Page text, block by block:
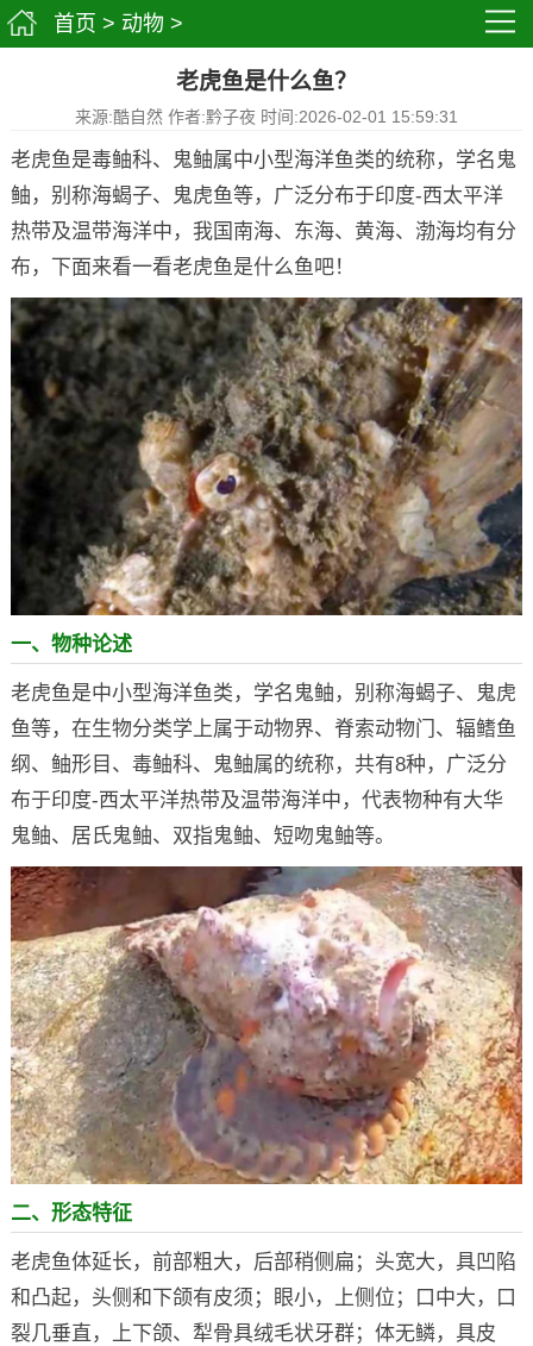
首页 > 动物 >
老虎鱼是什么鱼？
来源:酷自然 作者:黔子夜 时间:2026-02-01 15:59:31
老虎鱼是毒鲉科、鬼鲉属中小型海洋鱼类的统称，学名鬼
鲉，别称海蝎子、鬼虎鱼等，广泛分布于印度-西太平洋
热带及温带海洋中，我国南海、东海、黄海、渤海均有分
布，下面来看一看老虎鱼是什么鱼吧！
一、物种论述
老虎鱼是中小型海洋鱼类，学名鬼鲉，别称海蝎子、鬼虎
鱼等，在生物分类学上属于动物界、脊索动物门、辐鳍鱼
纲、鲉形目、毒鲉科、鬼鲉属的统称，共有8种，广泛分
布于印度-西太平洋热带及温带海洋中，代表物种有大华
鬼鲉、居氏鬼鲉、双指鬼鲉、短吻鬼鲉等。
二、形态特征
老虎鱼体延长，前部粗大，后部稍侧扁；头宽大，具凹陷
和凸起，头侧和下颌有皮须；眼小，上侧位；口中大，口
裂几垂直，上下颌、犁骨具绒毛状牙群；体无鳞，具皮